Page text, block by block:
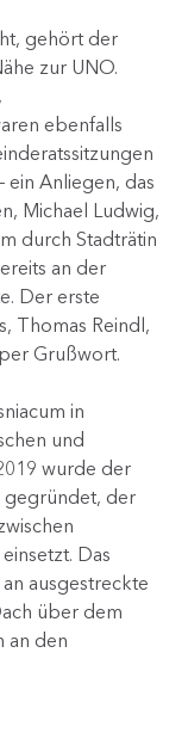
gehört der
zur UNO.
ebenfalls
ein Anliegen, das
Michael Ludwig,
durch Stadträtin
an der
Der erste
Thomas Reindl,
Grußwort.
in
und
wurde der
gegründet, der
Das
ausgestreckte
über dem
an den